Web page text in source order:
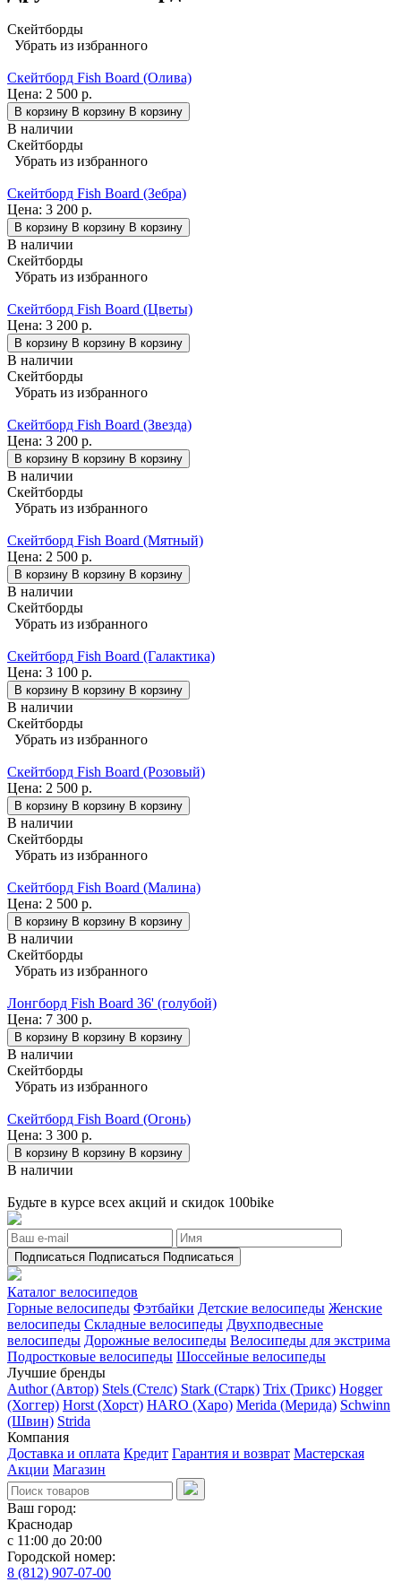
Скейтборды
Убрать из избранного
Скейтборд Fish Board (Олива)
Цена: 2 500 р.
В корзину В корзину В корзину
В наличии
Скейтборды
Убрать из избранного
Скейтборд Fish Board (Зебра)
Цена: 3 200 р.
В корзину В корзину В корзину
В наличии
Скейтборды
Убрать из избранного
Скейтборд Fish Board (Цветы)
Цена: 3 200 р.
В корзину В корзину В корзину
В наличии
Скейтборды
Убрать из избранного
Скейтборд Fish Board (Звезда)
Цена: 3 200 р.
В корзину В корзину В корзину
В наличии
Скейтборды
Убрать из избранного
Скейтборд Fish Board (Мятный)
Цена: 2 500 р.
В корзину В корзину В корзину
В наличии
Скейтборды
Убрать из избранного
Скейтборд Fish Board (Галактика)
Цена: 3 100 р.
В корзину В корзину В корзину
В наличии
Скейтборды
Убрать из избранного
Скейтборд Fish Board (Розовый)
Цена: 2 500 р.
В корзину В корзину В корзину
В наличии
Скейтборды
Убрать из избранного
Скейтборд Fish Board (Малина)
Цена: 2 500 р.
В корзину В корзину В корзину
В наличии
Скейтборды
Убрать из избранного
Лонгборд Fish Board 36' (голубой)
Цена: 7 300 р.
В корзину В корзину В корзину
В наличии
Скейтборды
Убрать из избранного
Скейтборд Fish Board (Огонь)
Цена: 3 300 р.
В корзину В корзину В корзину
В наличии
Будьте в курсе всех акций и скидок 100bike
Подписаться Подписаться Подписаться
Каталог велосипедов
Горные велосипеды Фэтбайки Детские велосипеды Женские
велосипеды Складные велосипеды Двухподвесные
велосипеды Дорожные велосипеды Велосипеды для экстрима
Подростковые велосипеды Шоссейные велосипеды
Лучшие бренды
Author (Автор) Stels (Стелс) Stark (Старк) Trix (Трикс) Hogger
(Хоггер) Horst (Хорст) HARO (Харо) Merida (Мерида) Schwinn
(Швин) Strida
Компания
Доставка и оплата Кредит Гарантия и возврат Мастерская
Акции Магазин
Ваш город:
Краснодар
с 11:00 до 20:00
Городской номер:
8 (812) 907-07-00